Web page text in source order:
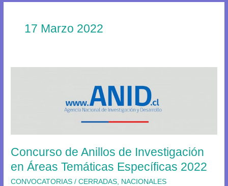
17 Marzo 2022
Concurso de Anillos de Investigación
en Áreas Temáticas Específicas 2022
CONVOCATORIAS /CERRADAS NACIONALES
Temáticas
Específicas
2022